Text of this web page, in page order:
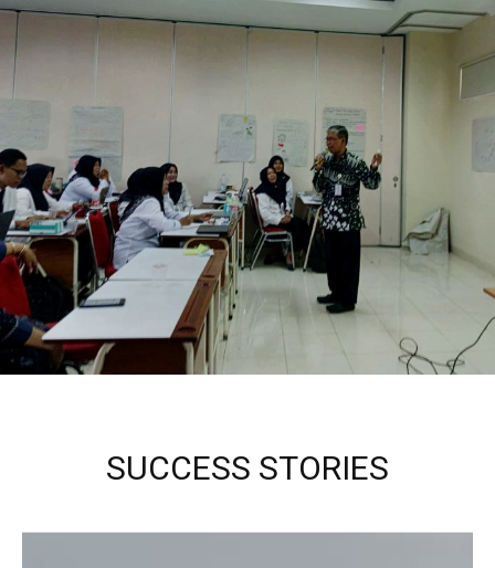
SUCCESS STORIES